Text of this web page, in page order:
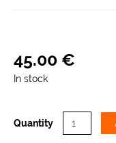
45.00 €
In stock
Quantity